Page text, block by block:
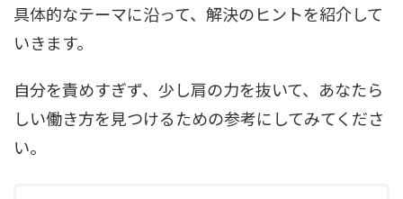
具体的なテーマに沿って、解決のヒントを紹介して
いきます。
自分を責めすぎず、少し肩の力を抜いて、あなたら
しい働き方を見つけるための参考にしてみてくださ
い。